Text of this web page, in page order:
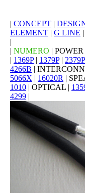
| CONCEPT |
ELEMENT | G LINE |
|
| NUMERO | POWER
| 1369P| 1379P| 2379P
4266B |
5066X | 16020R |
1010 | OPTICAL |
4299 |